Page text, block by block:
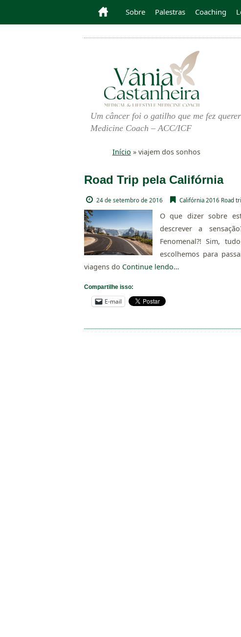
Sobre Palestras Coaching
Um câncer foi o gatilho que me fez
Medicine Coach – ACC/ICF
Início » viajem dos sonhos
Road Trip pela Califórnia
24 de setembro de 2016 Califórnia 2016 Road
O que dizer sobre
descrever a
Fenomenal?! Sim,
escolhemos para
viagens do Continue lendo…
Compartilhe isso:
E-mail